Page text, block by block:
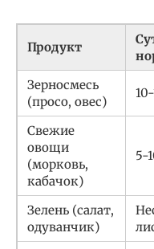
Продукт
Зерносмесь
(просо, овес)
Свежие
овощи
(морковь,
кабачок)
5-
Зелень (салат,
одуванчик)